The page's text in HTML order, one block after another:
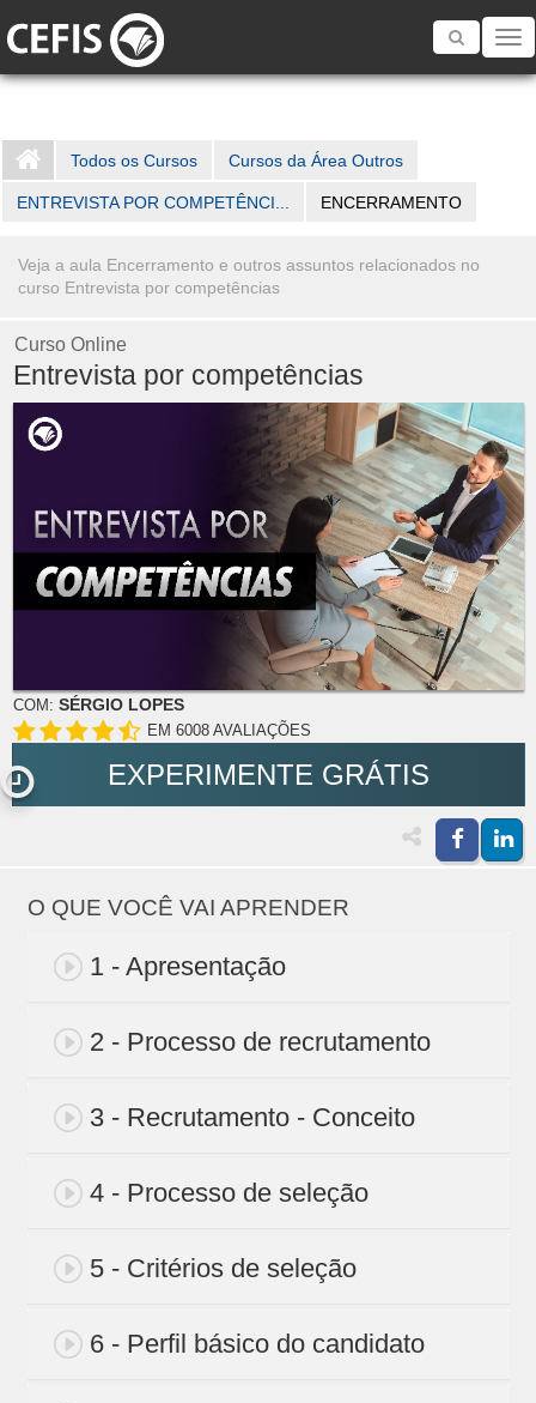
Toggle
Todos os Cursos Cursos da Área Outros
ENTREVISTA POR COMPETÊNCI... ENCERRAMENTO
Veja a aula Encerramento e outros assuntos relacionados no
curso Entrevista por competências
Curso Online
Entrevista por competências
COM: SÉRGIO LOPES
EM 6008 AVALIAÇÕES
EXPERIMENTE GRÁTIS
O QUE VOCÊ VAI APRENDER
1 - Apresentação
2 - Processo de recrutamento
3 - Recrutamento - Conceito
4 - Processo de seleção
5 - Critérios de seleção
6 - Perfil básico do candidato